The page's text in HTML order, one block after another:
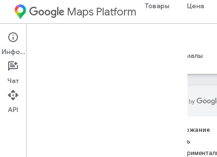
Maps Platform Товары Цена
Route Optimization API
Руководства
Справочные материалы
Содержание
Начать
Информация
Чат
API